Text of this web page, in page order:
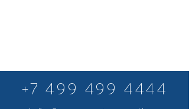
+7 499 499 4444